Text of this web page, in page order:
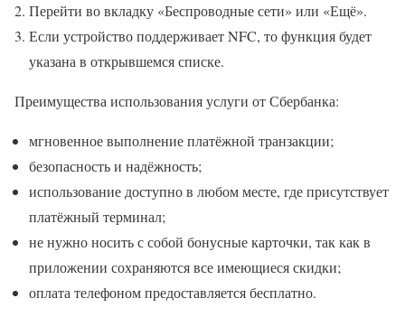
Перейти во вкладку «Беспроводные сети» или «Ещё».
Если устройство поддерживает NFC, то функция будет
указана в открывшемся списке.
Преимущества использования услуги от Сбербанка:
мгновенное выполнение платёжной транзакции;
безопасность и надёжность;
использование доступно в любом месте, где присутствует
платёжный терминал;
не нужно носить с собой бонусные карточки, так как в
приложении сохраняются все имеющиеся скидки;
оплата телефоном предоставляется бесплатно.